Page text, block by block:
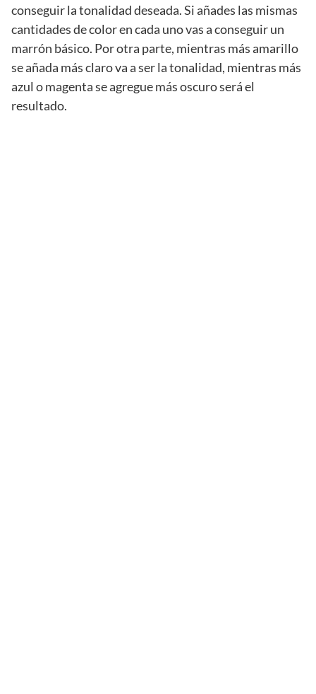
conseguir la tonalidad deseada. Si añades las mismas
cantidades de color en cada uno vas a conseguir un
marrón básico. Por otra parte, mientras más amarillo
se añada más claro va a ser la tonalidad, mientras más
azul o magenta se agregue más oscuro será el
resultado.